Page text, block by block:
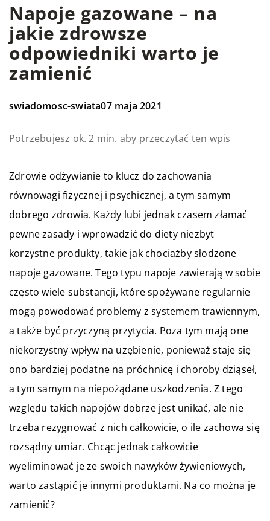
Napoje gazowane – na
jakie zdrowsze
odpowiedniki warto je
zamienić
swiadomosc-swiata07 maja 2021
Potrzebujesz ok. 2 min. aby przeczytać ten wpis
Zdrowie odżywianie to klucz do zachowania
równowagi fizycznej i psychicznej, a tym samym
dobrego zdrowia. Każdy lubi jednak czasem złamać
pewne zasady i wprowadzić do diety niezbyt
korzystne produkty, takie jak chociażby słodzone
napoje gazowane. Tego typu napoje zawierają w sobie
często wiele substancji, które spożywane regularnie
mogą powodować problemy z systemem trawiennym,
a także być przyczyną przytycia. Poza tym mają one
niekorzystny wpływ na uzębienie, ponieważ staje się
ono bardziej podatne na próchnicę i choroby dziąseł,
a tym samym na niepożądane uszkodzenia. Z tego
względu takich napojów dobrze jest unikać, ale nie
trzeba rezygnować z nich całkowicie, o ile zachowa się
rozsądny umiar. Chcąc jednak całkowicie
wyeliminować je ze swoich nawyków żywieniowych,
warto zastąpić je innymi produktami. Na co można je
zamienić?